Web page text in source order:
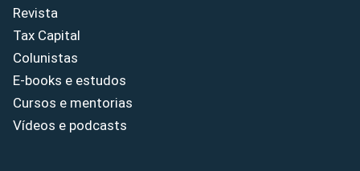
Revista
Tax Capital
Colunistas
E-books e estudos
Cursos e mentorias
Vídeos e podcasts